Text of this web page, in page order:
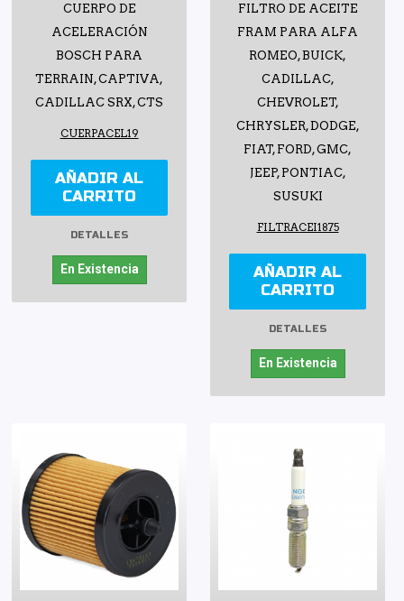
CUERPO DE
ACELERACIÓN
BOSCH PARA
TERRAIN, CAPTIVA,
CADILLAC SRX, CTS
CUERPACEL19
AÑADIR AL
CARRITO
DETALLES
En Existencia
FILTRO DE ACEITE
FRAM PARA ALFA
ROMEO, BUICK,
CADILLAC,
CHEVROLET,
CHRYSLER, DODGE,
FIAT, FORD, GMC,
JEEP, PONTIAC,
SUSUKI
FILTRACEI1875
AÑADIR AL
CARRITO
DETALLES
En Existencia